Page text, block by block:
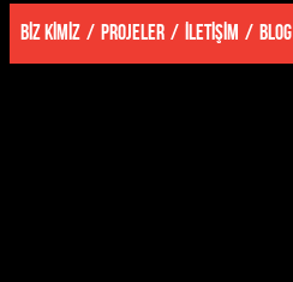
BİZ KİMİZ PROJELER İLETİŞİM BLOG